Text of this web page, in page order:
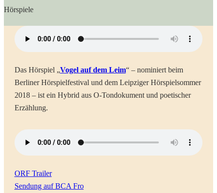
Hörspiele
Das Hörspiel „Vogel auf dem Leim“ – nominiert beim
Berliner Hörspielfestival und dem Leipziger Hörspielsommer
2018 – ist ein Hybrid aus O-Tondokument und poetischer
Erzählung.
ORF Trailer
Sendung auf BCA Fro